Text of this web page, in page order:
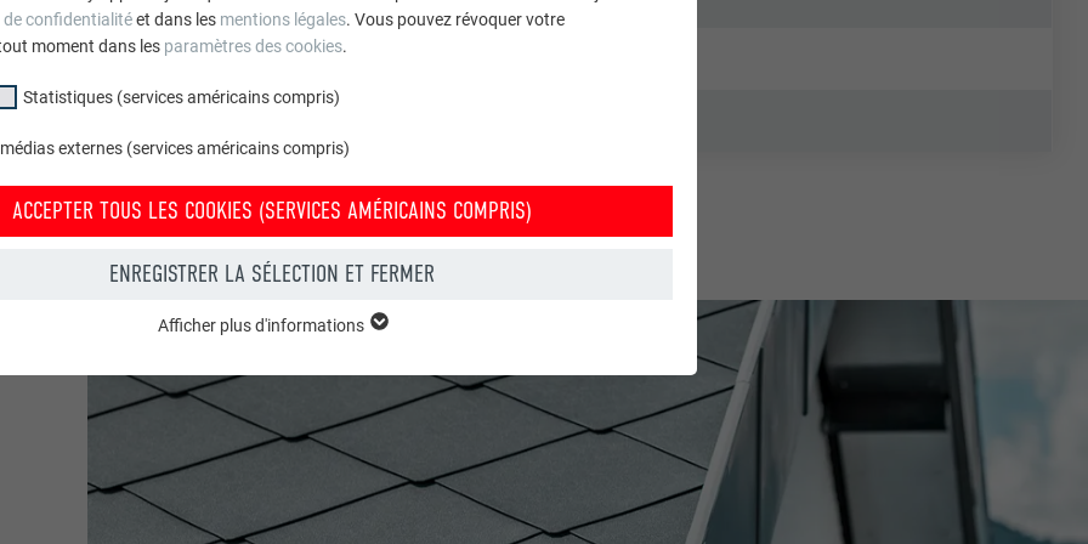
confidentialitéet dans les mentions légales. Vous pouvez révoquer votre
moment dans les paramètres des cookies.
Statistiques (services américains compris)
externes (services américains compris)
ACCEPTER TOUS LES COOKIES (SERVICES AMÉRICAINS COMPRIS)
ENREGISTRER LA SÉLECTION ET FERMER
le site Internet fonctionne correctement.
PHP
Afficher les informations relatives aux cookies
AMÉRICAINS COMPRIS)
(services américains compris) » nous aident à comprendre comment le site
Afficher plus d'informations